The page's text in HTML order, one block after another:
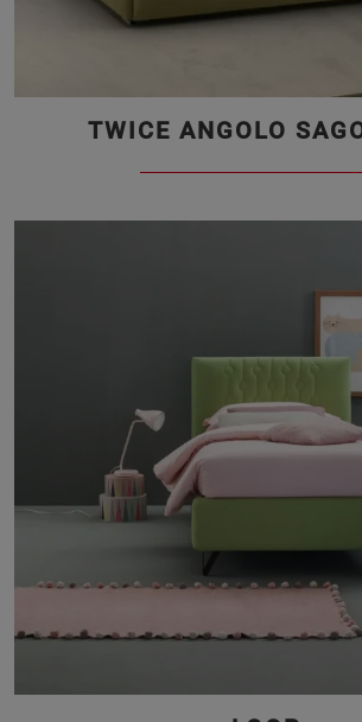
TWICE ANGOLO